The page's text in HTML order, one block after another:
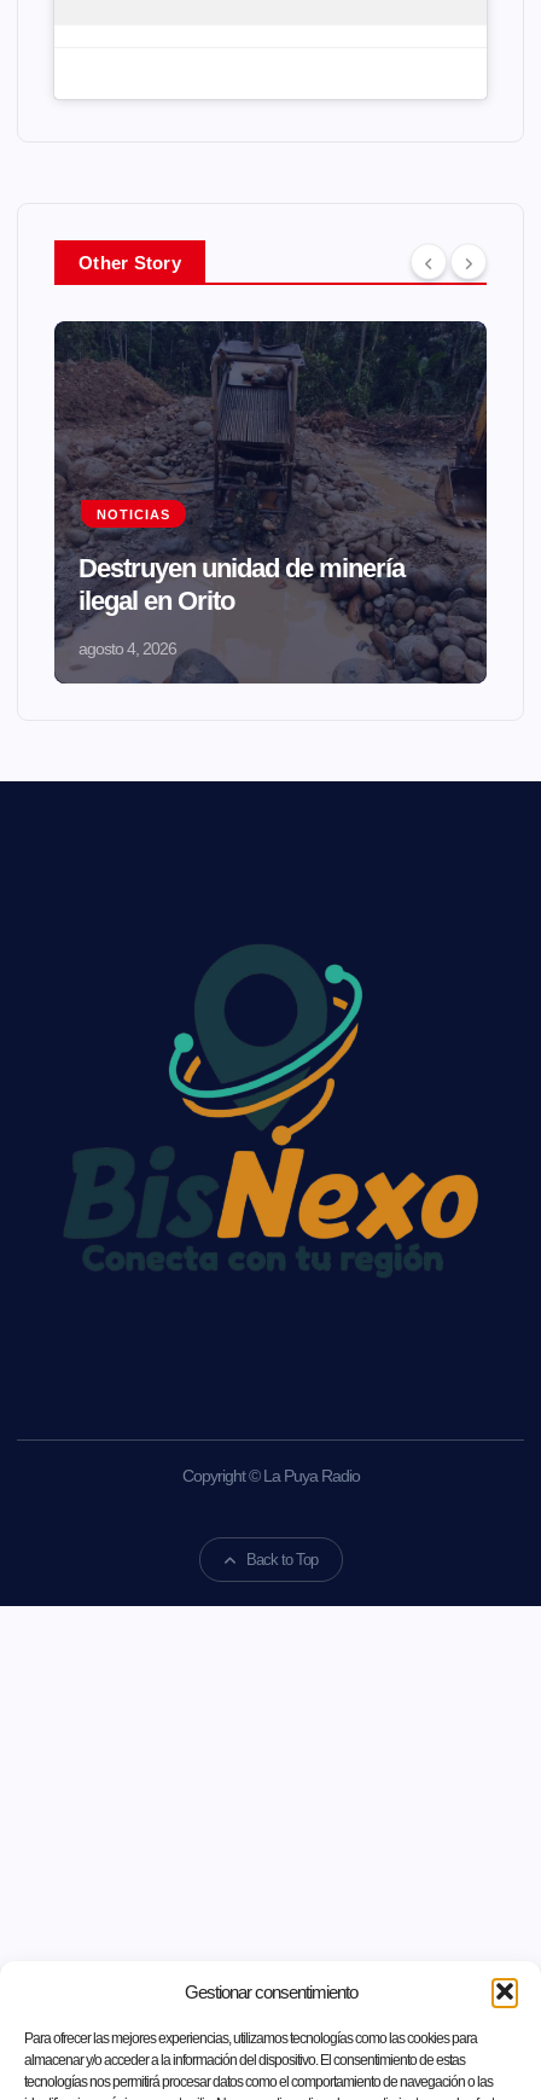
Gestionar consentimiento
Para ofrecer las mejores experiencias, utilizamos tecnologías como las cookies para
almacenar y/o acceder a la información del dispositivo. El consentimiento de estas
tecnologías nos permitirá procesar datos como el comportamiento de navegación o las
Other Story
NOTICIAS
Destruyen unidad de minería
ilegal en Orito
agosto 4, 2026
Copyright © La Puya Radio
Back to Top